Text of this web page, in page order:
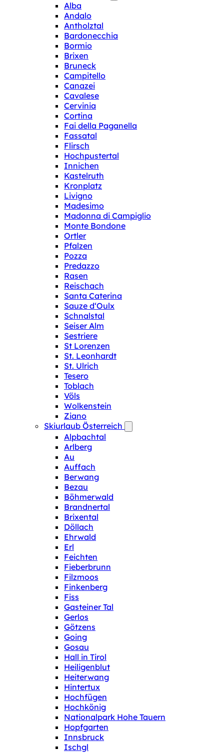
Alba
Andalo
Antholztal
Bardonecchia
Bormio
Brixen
Bruneck
Campitello
Canazei
Cavalese
Cervinia
Cortina
Fai della Paganella
Fassatal
Flirsch
Hochpustertal
Innichen
Kastelruth
Kronplatz
Livigno
Madesimo
Madonna di Campiglio
Monte Bondone
Ortler
Pfalzen
Pozza
Predazzo
Rasen
Reischach
Santa Caterina
Sauze d‘Oulx
Schnalstal
Seiser Alm
Sestriere
St Lorenzen
St. Leonhardt
St. Ulrich
Tesero
Toblach
Völs
Wolkenstein
Ziano
Skiurlaub Österreich
Alpbachtal
Arlberg
Au
Auffach
Berwang
Bezau
Böhmerwald
Brandnertal
Brixental
Döllach
Ehrwald
Erl
Feichten
Fieberbrunn
Filzmoos
Finkenberg
Fiss
Gasteiner Tal
Gerlos
Götzens
Going
Gosau
Hall in Tirol
Heiligenblut
Heiterwang
Hintertux
Hochfügen
Hochkönig
Nationalpark Hohe Tauern
Hopfgarten
Innsbruck
Ischgl